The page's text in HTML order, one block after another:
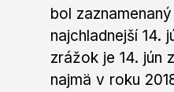
bol
najchladnejší 14.
zrážok je 14. jún
najmä v roku